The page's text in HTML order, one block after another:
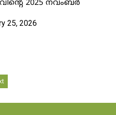
2025 നവംബർ
25, 2026